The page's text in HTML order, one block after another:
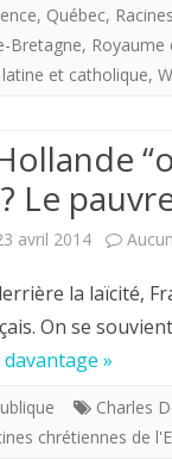
, Québec,
Bretagne, Royaume
et catholique,
Le
avril 2014
la laïcité,
On se
»
Charles
chrétiennes de